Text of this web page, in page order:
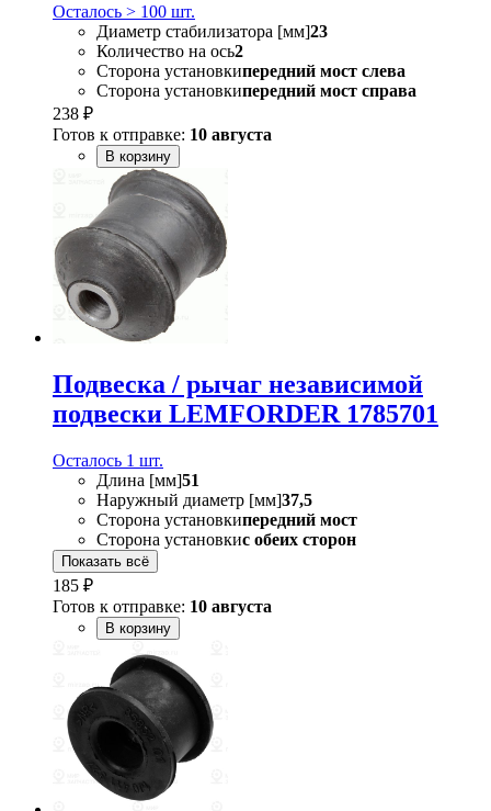
Осталось > 100 шт.
Диаметр стабилизатора [мм]23
Количество на ось2
Сторона установкипередний мост слева
Сторона установкипередний мост справа
238 ₽
Готов к отправке: 10 августа
В корзину
Подвеска / рычаг независимой
подвески LEMFORDER 1785701
Осталось 1 шт.
Длина [мм]51
Наружный диаметр [мм]37,5
Сторона установкипередний мост
Сторона установкис обеих сторон
Показать всё
185 ₽
Готов к отправке: 10 августа
В корзину